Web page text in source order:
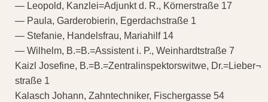
— Leopold, Kanzlei=Adjunkt d. R., Körnerstraße 17
— Paula, Garderobierin, Egerdachstraße 1
— Stefanie, Handelsfrau, Mariahilf 14
— Wilhelm, B.=B.=Assistent i. P., Weinhardtstraße 7
Kaizl Josefine, B.=B.=Zentralinspektorswitwe, Dr.=Lieber¬
straße 1
Kalasch Johann, Zahntechniker, Fischergasse 54